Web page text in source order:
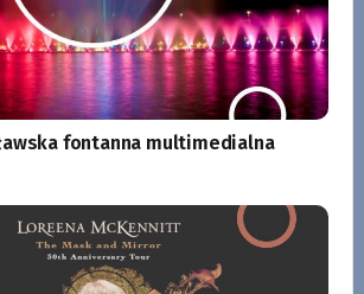
fontanna multimedialna